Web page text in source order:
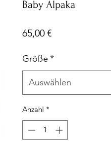
Baby Alpaka
65,00 €Preis
Größe *
Auswählen
Anzahl *